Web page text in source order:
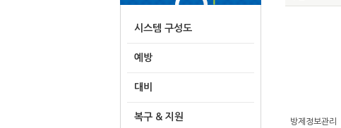
시스템 구성도
예방
대비
복구 & 지원 방제정보관리